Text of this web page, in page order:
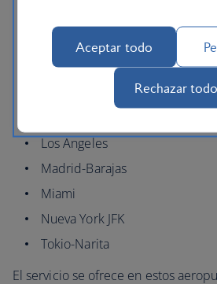
Chicago O'Hare
Dallas/Fort Worth
Los Angeles
Madrid-Barajas
Miami
Nueva York JFK
Tokio-Narita
El servicio se ofrece en estos
Aceptar todo
Rechazar todo